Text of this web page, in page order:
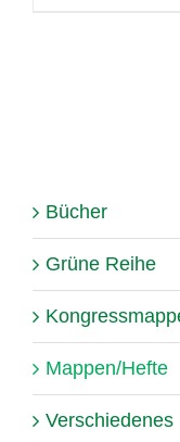
Bücher
Grüne Reihe
Mappen/Hefte
Verschiedenes